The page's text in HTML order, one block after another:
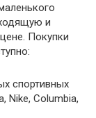
и
Покупки
спортивных
Nike, Columbia,